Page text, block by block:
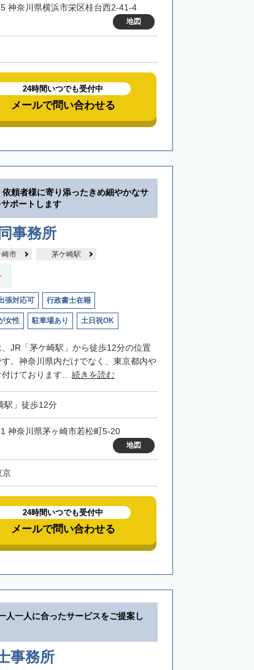
神奈川県横浜市栄区桂台西2-41-4
地図
24時間いつでも受付中
メールで問い合わせる
依頼者様に寄り添ったきめ細やかなサ
ポートします
事務所
崎市 茅ケ崎駅
張対応可 行政書士在籍
女性 駐車場あり 土日祝OK
JR「茅ケ崎駅」から徒歩12分の位置
。神奈川県内だけでなく、東京都内や
けております... 続きを読む
駅」徒歩12分
神奈川県茅ヶ崎市若松町5-20
地図
京
24時間いつでも受付中
メールで問い合わせる
人一人に合ったサービスをご提案し
事務所